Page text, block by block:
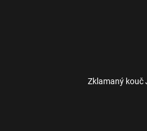
Zklamaný kouč